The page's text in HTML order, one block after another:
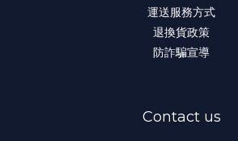
運送服務方式
退換貨政策
防詐騙宣導
Contact us